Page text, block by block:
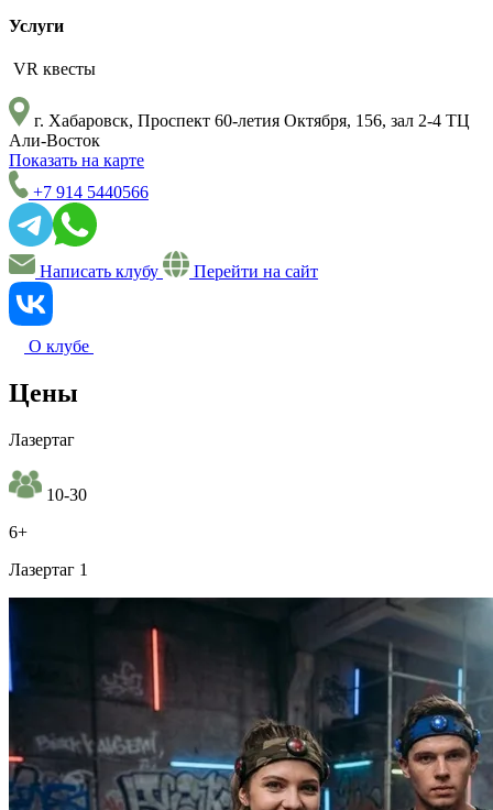
Услуги
VR квесты
г. Хабаровск, Проспект 60-летия Октября, 156, зал 2-4 ТЦ
Али-Восток
Показать на карте
+7 914 5440566
Написать клубу Перейти на сайт
О клубе
Цены
Лазертаг
10-30
6+
Лазертаг 1